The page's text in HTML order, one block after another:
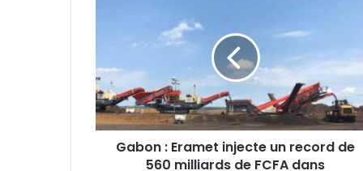
record
de
560
milliards
Gabon : Eramet injecte un record de
560 milliards de FCFA dans